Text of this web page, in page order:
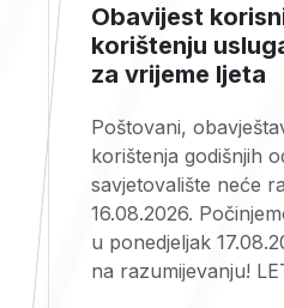
Obavijest
korištenju
za vrijeme ljeta
Poštovani,
korištenja godišnjih
savjetovalište neće
16.08.2026.
u ponedjeljak
na razumijevanju!